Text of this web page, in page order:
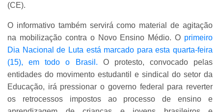
(CE).
O informativo também servirá como material de agitação
na mobilização contra o Novo Ensino Médio. O primeiro
Dia Nacional de Luta está marcado para esta quarta-feira
(15), em todo o Brasil. O protesto, convocado pelas
entidades do movimento estudantil e sindical do setor da
Educação, irá pressionar o governo federal para reverter
os retrocessos impostos ao processo de ensino e